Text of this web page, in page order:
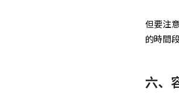
但要注
的時間
六、